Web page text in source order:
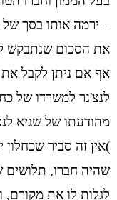
את הסכום שנתבקש
אף אם ניתן לקבל
לנצ'נר למשרדו של
)אין זה סביר שכחלון
שהיה חברו,
לגלות לו את מקורם,